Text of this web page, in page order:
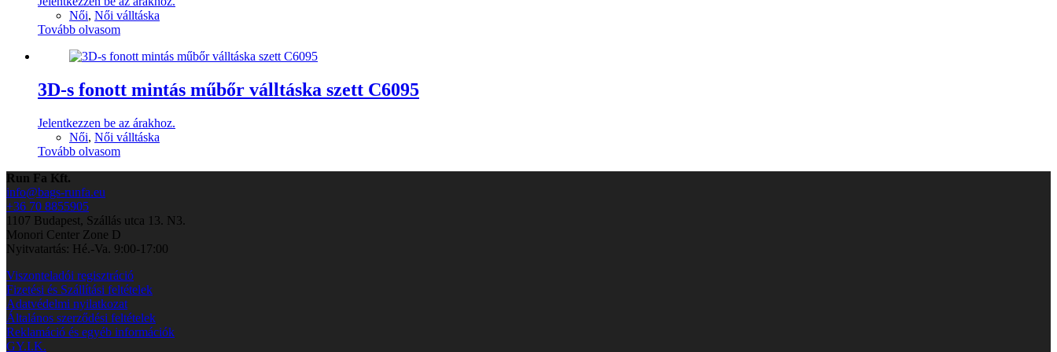
Női, Női válltáska
Tovább olvasom
3D-s fonott mintás műbőr válltáska szett C6095
Jelentkezzen be az árakhoz.
Női, Női válltáska
Tovább olvasom
Run Fa Kft.
info@bags-runfa.eu
+36 70 8855905
1107 Budapest, Szállás utca 13. N3.
Monori Center Zone D
Nyitvatartás: Hé.-Va. 9:00-17:00
Viszonteladói regisztráció
Fizetési és Szállítási feltételek
Adatvédelmi nyilatkozat
Általános szerződési feltételek
Reklamáció és egyéb információk
GY.I.K.